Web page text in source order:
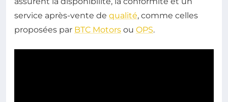
service après-vente de qualité, comme celles
proposées par BTC Motors ou OPS.